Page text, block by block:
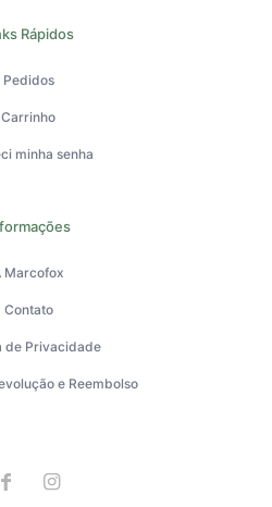
Rápidos
Pedidos
Carrinho
minha senha
Marcofox
Contato
de Privacidade
e Reembolso